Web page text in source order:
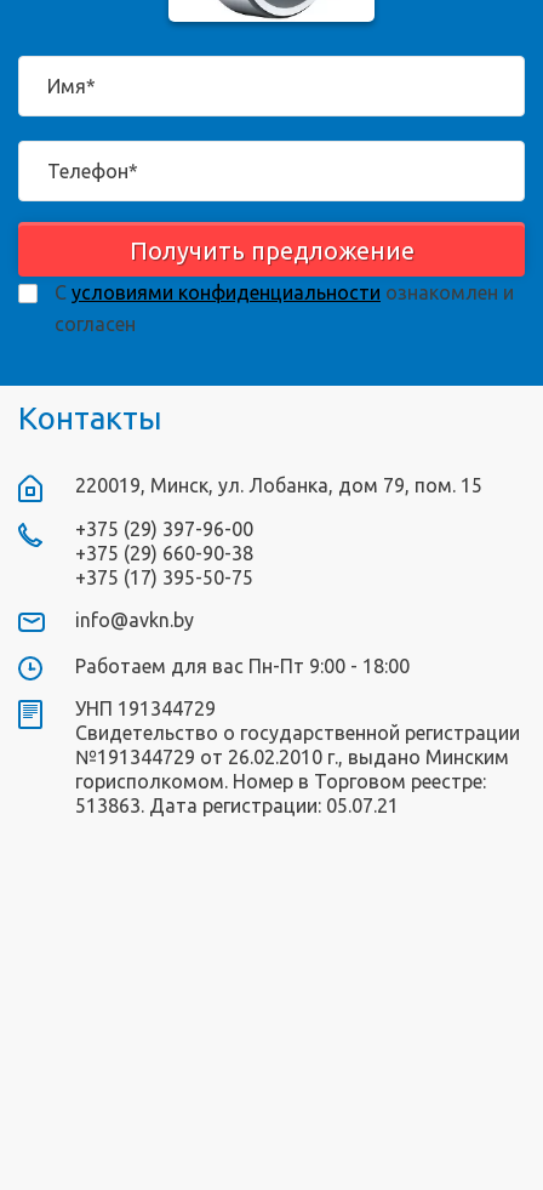
Получить предложение
С условиями конфиденциальности ознакомлен и
согласен
Контакты
220019, Минск, ул. Лобанка, дом 79, пом. 15
+375 (29) 397-96-00
+375 (29) 660-90-38
+375 (17) 395-50-75
info@avkn.by
Работаем для вас Пн-Пт 9:00 - 18:00
УНП 191344729
Свидетельство о государственной регистрации
№191344729 от 26.02.2010 г., выдано Минским
горисполкомом. Номер в Торговом реестре:
513863. Дата регистрации: 05.07.21